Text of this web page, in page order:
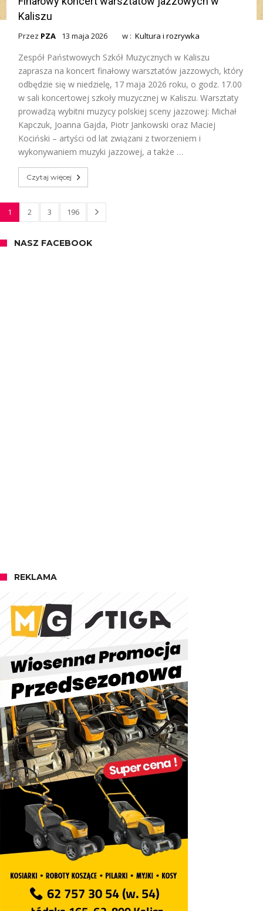
Kaliszu
Przez PZA 13 maja 2026 w :Kultura i rozrywka
Zespół Państwowych Szkół Muzycznych w Kaliszu
zaprasza na koncert finałowy warsztatów jazzowych, który
odbędzie się w niedzielę, 17 maja 2026 roku, o godz. 17.00
w sali koncertowej szkoły muzycznej w Kaliszu. Warsztaty
prowadzą wybitni muzycy polskiej sceny jazzowej: Michał
Kapczuk, Joanna Gajda, Piotr Jankowski oraz Maciej
Kociński – artyści od lat związani z tworzeniem i
wykonywaniem muzyki jazzowej, a także …
Czytaj więcej
1 2 3 196
NASZ FACEBOOK
REKLAMA